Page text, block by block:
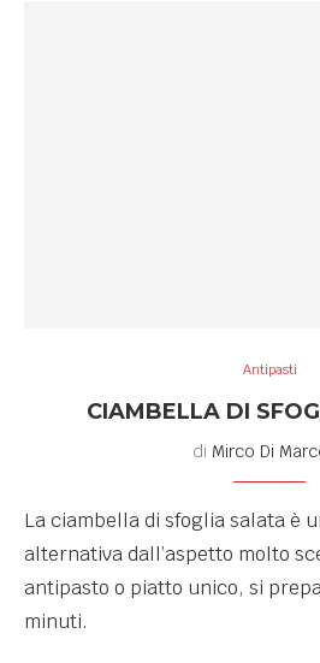
Antipasti
CIAMBELLA DI
di Mirco Di
La ciambella di sfoglia salata è
alternativa dall’aspetto molto
antipasto o piatto unico, si
minuti.